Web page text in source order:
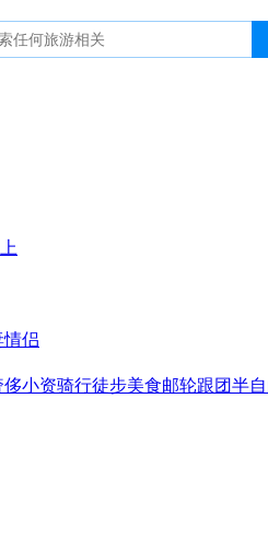
情侣
侈小资骑行徒步美食邮轮跟团半